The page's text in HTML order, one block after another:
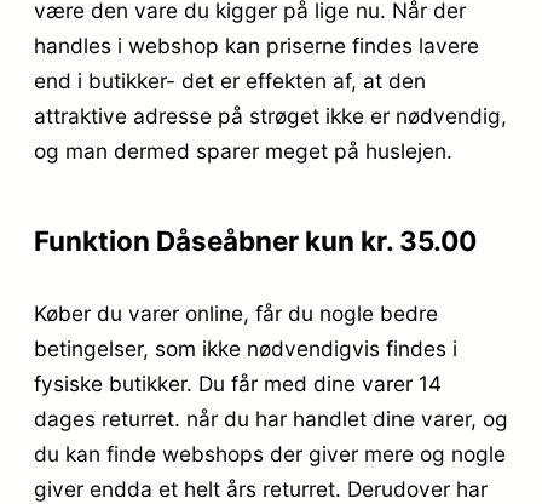
være den vare du kigger på lige nu. Når der
handles i webshop kan priserne findes lavere
end i butikker- det er effekten af, at den
attraktive adresse på strøget ikke er nødvendig,
og man dermed sparer meget på huslejen.
Funktion Dåseåbner kun kr. 35.00
Køber du varer online, får du nogle bedre
betingelser, som ikke nødvendigvis findes i
fysiske butikker. Du får med dine varer 14
dages returret. når du har handlet dine varer, og
du kan finde webshops der giver mere og nogle
giver endda et helt års returret. Derudover har